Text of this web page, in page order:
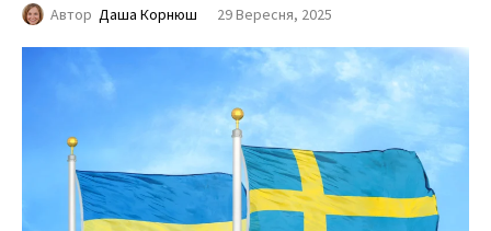
Автор Даша Корнюш 29 Вересня, 2025